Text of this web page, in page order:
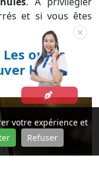
et si vous êtes
outils
la
votre expérience et
Refuser